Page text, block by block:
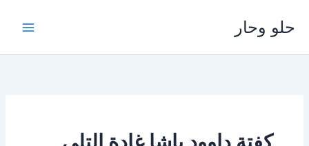
المحتوى
حلو وحار